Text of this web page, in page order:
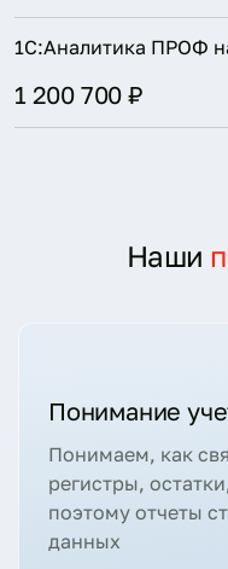
1С:Аналитика ПРОФ
1 200 700 ₽
Наши
Понимание
Понимаем, как
регистры,
поэтому отчеты
данных